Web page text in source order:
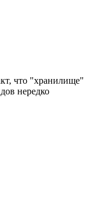
что "хранилище"
нередко